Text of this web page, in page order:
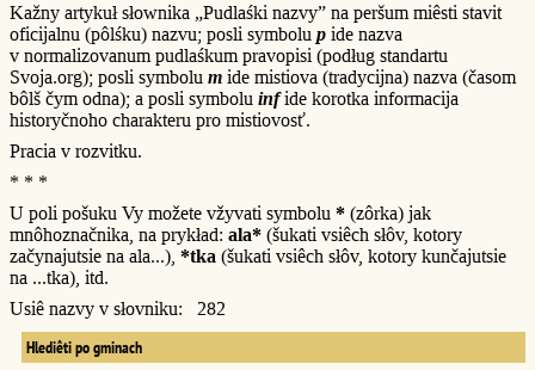
Kažny artykuł słownika „Pudlaśki nazvy” na peršum miêsti stavit
oficijalnu (pôlśku) nazvu; posli symbolu p ide nazva
v normalizovanum pudlaśkum pravopisi (podług standartu
Svoja.org); posli symbolu m ide mistiova (tradycijna) nazva (časom
bôlš čym odna); a posli symbolu infide korotka informacija
historyčnoho charakteru pro mistiovosť.
Pracia v rozvitku.
* * *
U poli pošuku Vy možete vžyvati symbolu * (zôrka) jak
mnôhoznačnika, na prykład: ala* (šukati vsiêch słôv, kotory
začynajutsie na ala...), *tka (šukati vsiêch słôv, kotory kunčajutsie
na ...tka), itd.
Usiê nazvy v słovniku: 282
Hlediêti po gminach